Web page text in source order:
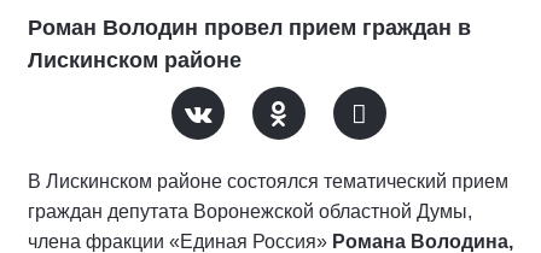
Роман Володин провел прием граждан в
Лискинском районе
В Лискинском районе состоялся тематический прием
граждан депутата Воронежской областной Думы,
члена фракции «Единая Россия» Романа Володина,